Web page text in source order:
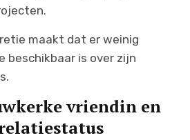
maakt dat er weinig
beschikbaar is over zijn
vriendin en